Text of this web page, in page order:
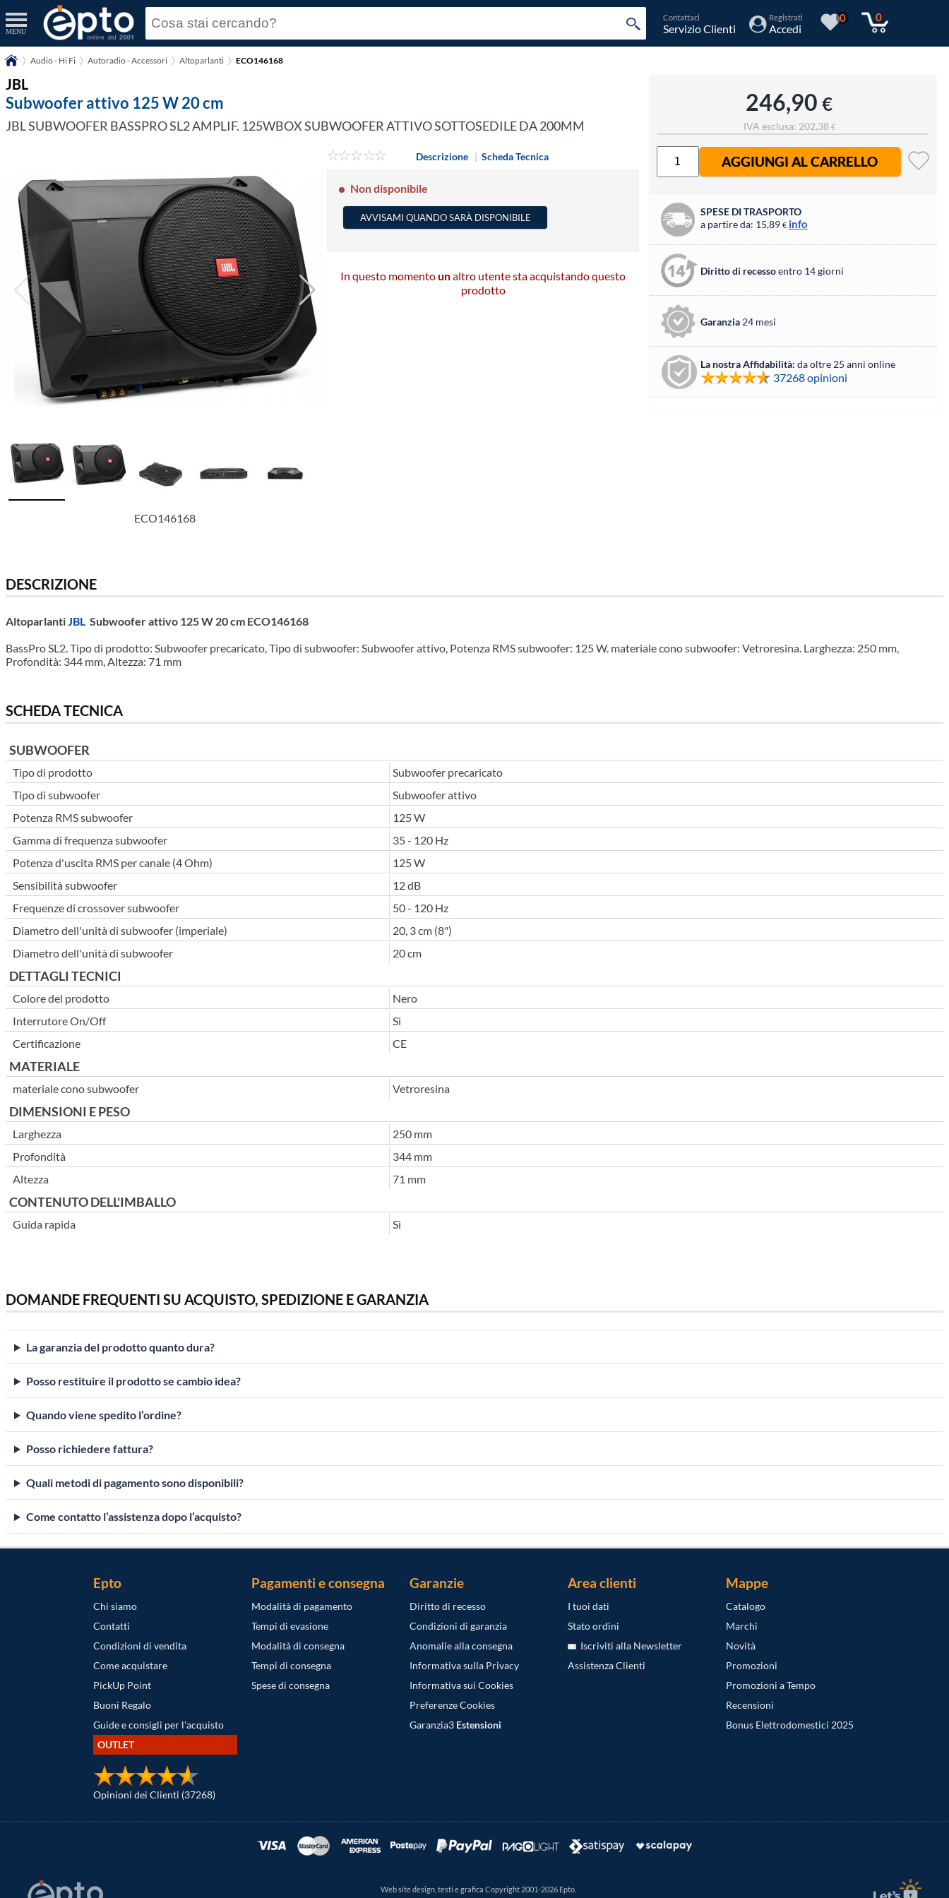
MENU
Contattaci
Servizio Clienti
Registrati
Accedi
0 0
Audio - Hi Fi Autoradio - Accessori Altoparlanti ECO146168
JBL
Subwoofer attivo 125 W 20 cm
JBL SUBWOOFER BASSPRO SL2 AMPLIF. 125WBOX SUBWOOFER ATTIVO SOTTOSEDILE DA 200MM
ECO146168
Descrizione | Scheda Tecnica
Non disponibile
AVVISAMI QUANDO SARÀ DISPONIBILE
In questo momentounaltro utente sta acquistando questo
prodotto
246,90€
IVA esclusa: 202,38 €
AGGIUNGI AL CARRELLO
SPESE DI TRASPORTO
a partire da: 15,89 € info
Diritto di recessoentro 14 giorni
Garanzia24 mesi
La nostra Affidabilità: da oltre 25 anni online
37268 opinioni
DESCRIZIONE
AltoparlantiJBL Subwoofer attivo 125 W 20 cm ECO146168
BassPro SL2. Tipo di prodotto: Subwoofer precaricato, Tipo di subwoofer: Subwoofer attivo, Potenza RMS subwoofer: 125 W. materiale cono subwoofer: Vetroresina. Larghezza: 250 mm,
Profondità: 344 mm, Altezza: 71 mm
SCHEDA TECNICA
SUBWOOFER
Tipo di prodotto
Subwoofer precaricato
Tipo di subwoofer
Subwoofer attivo
Potenza RMS subwoofer
125 W
Gamma di frequenza subwoofer
35 - 120 Hz
Potenza d'uscita RMS per canale (4 Ohm)
125 W
Sensibilità subwoofer
12 dB
Frequenze di crossover subwoofer
50 - 120 Hz
Diametro dell'unità di subwoofer (imperiale)
20, 3 cm (8")
Diametro dell'unità di subwoofer
20 cm
DETTAGLI TECNICI
Colore del prodotto
Nero
Interrutore On/Off
Sì
Certificazione
CE
MATERIALE
materiale cono subwoofer Vetroresina
DIMENSIONI E PESO
Larghezza
250 mm
Profondità
344 mm
Altezza
71 mm
CONTENUTO DELL'IMBALLO
Guida rapida Sì
DOMANDE FREQUENTI SU ACQUISTO, SPEDIZIONE E GARANZIA
La garanzia del prodotto quanto dura?
Posso restituire il prodotto se cambio idea?
Quando viene spedito l’ordine?
Posso richiedere fattura?
Quali metodi di pagamento sono disponibili?
Come contatto l’assistenza dopo l’acquisto?
Epto
Chi siamo
Contatti
Condizioni di vendita
Come acquistare
PickUp Point
Buoni Regalo
Guide e consigli per l'acquisto
OUTLET
Opinioni dei Clienti (37268)
Pagamenti e consegna
Modalità di pagamento
Tempi di evasione
Modalità di consegna
Tempi di consegna
Spese di consegna
Garanzie
Diritto di recesso
Condizioni di garanzia
Anomalie alla consegna
Informativa sulla Privacy
Informativa sui Cookies
Preferenze Cookies
Garanzia3 Estensioni
Area clienti
I tuoi dati
Stato ordini
Iscriviti alla Newsletter
Assistenza Clienti
Mappe
Catalogo
Marchi
Novità
Promozioni
Promozioni a Tempo
Recensioni
Bonus Elettrodomestici 2025
Web site design, testi e grafica Copyright 2001-2026 Epto.